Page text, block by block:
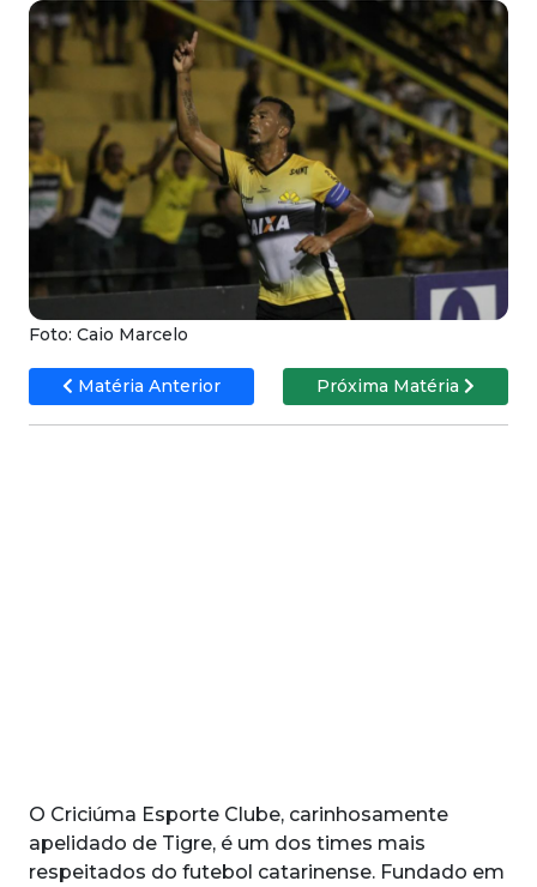
Foto: Caio Marcelo
Matéria Anterior Próxima Matéria
O Criciúma Esporte Clube, carinhosamente
apelidado de Tigre, é um dos times mais
respeitados do futebol catarinense. Fundado em